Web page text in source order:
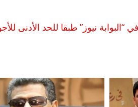
نيوز” طبقا للحد الأدنى